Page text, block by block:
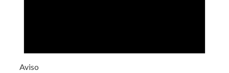
Aviso